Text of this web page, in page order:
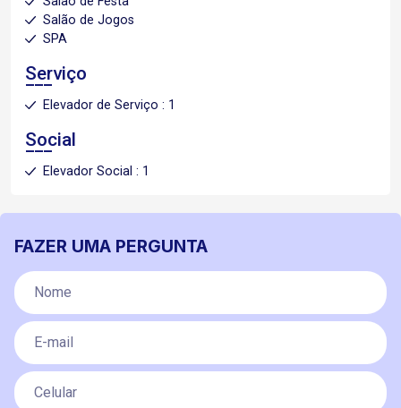
Salão de Jogos
SPA
Serviço
Elevador de Serviço : 1
Social
Elevador Social : 1
FAZER UMA PERGUNTA